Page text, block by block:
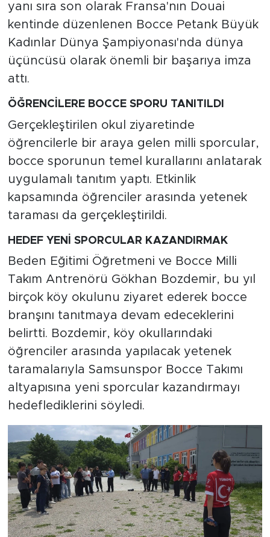
yanı sıra son olarak Fransa'nın Douai
kentinde düzenlenen Bocce Petank Büyük
Kadınlar Dünya Şampiyonası'nda dünya
üçüncüsü olarak önemli bir başarıya imza
attı.
ÖĞRENCİLERE BOCCE SPORU TANITILDI
Gerçekleştirilen okul ziyaretinde
öğrencilerle bir araya gelen milli sporcular,
bocce sporunun temel kurallarını anlatarak
uygulamalı tanıtım yaptı. Etkinlik
kapsamında öğrenciler arasında yetenek
taraması da gerçekleştirildi.
HEDEF YENİ SPORCULAR KAZANDIRMAK
Beden Eğitimi Öğretmeni ve Bocce Milli
Takım Antrenörü Gökhan Bozdemir, bu yıl
birçok köy okulunu ziyaret ederek bocce
branşını tanıtmaya devam edeceklerini
belirtti. Bozdemir, köy okullarındaki
öğrenciler arasında yapılacak yetenek
taramalarıyla Samsunspor Bocce Takımı
altyapısına yeni sporcular kazandırmayı
hedeflediklerini söyledi.